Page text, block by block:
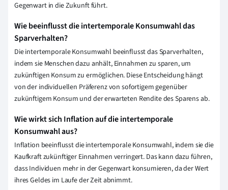
Gegenwart in die Zukunft führt.
Wie beeinflusst die intertemporale Konsumwahl das
Sparverhalten?
Die intertemporale Konsumwahl beeinflusst das Sparverhalten,
indem sie Menschen dazu anhält, Einnahmen zu sparen, um
zukünftigen Konsum zu ermöglichen. Diese Entscheidung hängt
von der individuellen Präferenz von sofortigem gegenüber
zukünftigem Konsum und der erwarteten Rendite des Sparens ab.
Wie wirkt sich Inflation auf die intertemporale
Konsumwahl aus?
Inflation beeinflusst die intertemporale Konsumwahl, indem sie die
Kaufkraft zukünftiger Einnahmen verringert. Das kann dazu führen,
dass Individuen mehr in der Gegenwart konsumieren, da der Wert
ihres Geldes im Laufe der Zeit abnimmt.